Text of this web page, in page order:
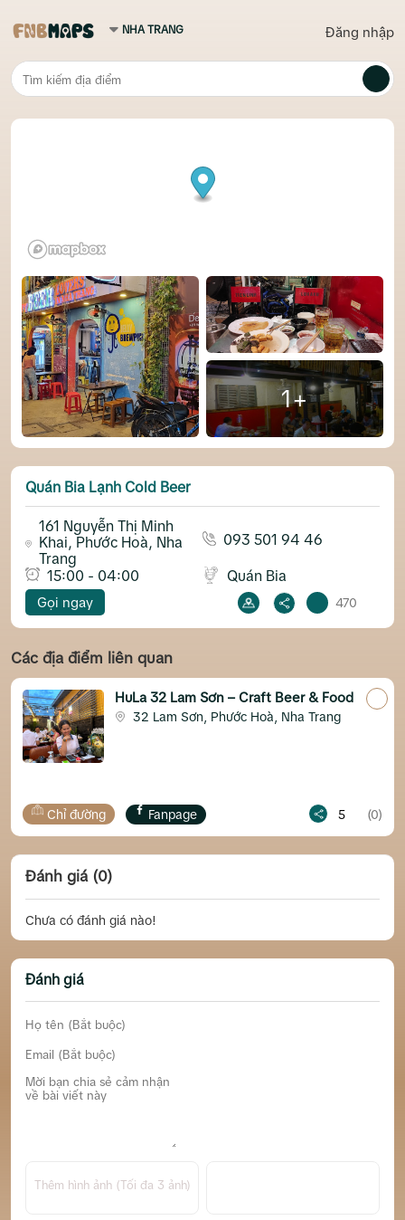
Đăng nhập
1+
Quán Bia Lạnh Cold Beer
161 Nguyễn Thị Minh
Khai, Phước Hoà, Nha
Trang
093 501 94 46
15:00 - 04:00 Quán Bia
Gọi ngay 470
Các địa điểm liên quan
HuLa 32 Lam Sơn – Craft Beer & Food
32 Lam Sơn, Phước Hoà, Nha Trang
Chỉ đường Fanpage 5 (0)
Đánh giá (0)
Chưa có đánh giá nào!
Đánh giá
Thêm hình ảnh (Tối đa 3 ảnh)